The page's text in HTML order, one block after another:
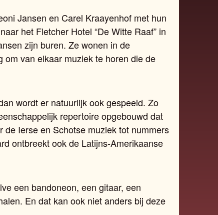
Jansen en Carel Kraayenhof met hun
het Fletcher Hotel “De Witte Raaf” in
zijn buren. Ze wonen in de
van elkaar muziek te horen die de
wordt er natuurlijk ook gespeeld. Zo
repertoire opgebouwd dat
Ierse en Schotse muziek tot nummers
ontbreekt ook de Latijns-Amerikaanse
een bandoneon, een gitaar, een
En dat kan ook niet anders bij deze